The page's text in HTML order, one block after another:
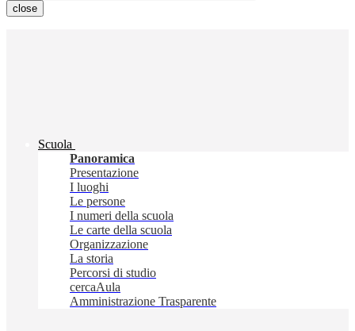
close
Scuola
Panoramica
Presentazione
I luoghi
Le persone
I numeri della scuola
Le carte della scuola
Organizzazione
La storia
Percorsi di studio
cercaAula
Amministrazione Trasparente